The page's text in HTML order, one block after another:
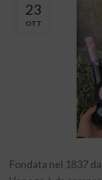
23
OTT
Fondata nel 1837